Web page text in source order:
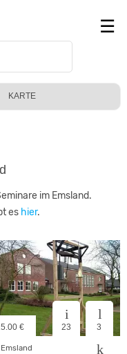
KARTE
im Emsland.
es hier.
€ 23 3